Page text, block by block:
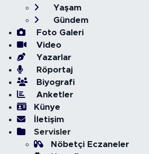
Yaşam
Gündem
Foto Galeri
Video
Yazarlar
Röportaj
Biyografi
Anketler
Künye
İletişim
Servisler
Nöbetçi Eczaneler